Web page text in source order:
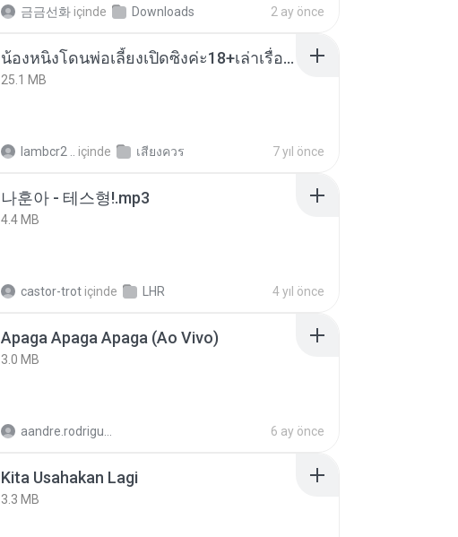
금금선화 içinde Downloads 2 ay önce
น้องหนิงโดนพ่อเลี้ยงเปิดซิงค่ะ18+เล่าเรื่องเสียว.mp3
25.1 MB
lambcr2 .. içinde เสียงควร 7 yıl önce
나훈아 - 테스형!.mp3
4.4 MB
castor-trot içinde LHR 4 yıl önce
Apaga Apaga Apaga (Ao Vivo)
3.0 MB
6 ay önce
Kita Usahakan Lagi
3.3 MB